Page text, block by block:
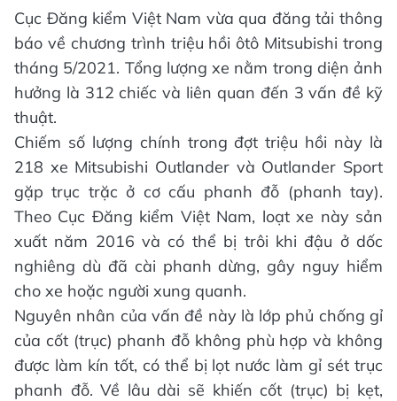
Cục Đăng kiểm Việt Nam vừa qua đăng tải thông
báo về chương trình triệu hồi ôtô Mitsubishi trong
tháng 5/2021. Tổng lượng xe nằm trong diện ảnh
hưởng là 312 chiếc và liên quan đến 3 vấn đề kỹ
thuật.
Chiếm số lượng chính trong đợt triệu hồi này là
218 xe Mitsubishi Outlander và Outlander Sport
gặp trục trặc ở cơ cấu phanh đỗ (phanh tay).
Theo Cục Đăng kiểm Việt Nam, loạt xe này sản
xuất năm 2016 và có thể bị trôi khi đậu ở dốc
nghiêng dù đã cài phanh dừng, gây nguy hiểm
cho xe hoặc người xung quanh.
Nguyên nhân của vấn đề này là lớp phủ chống gỉ
của cốt (trục) phanh đỗ không phù hợp và không
được làm kín tốt, có thể bị lọt nước làm gỉ sét trục
phanh đỗ. Về lâu dài sẽ khiến cốt (trục) bị kẹt,